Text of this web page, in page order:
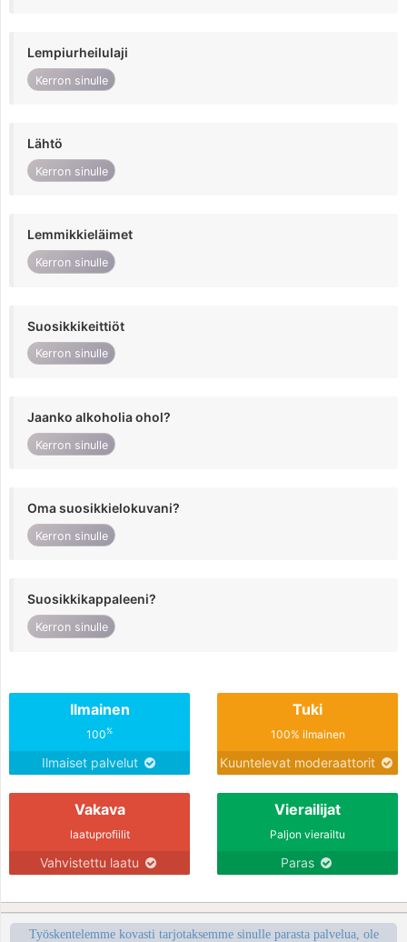
Lempiurheilulaji
Kerron sinulle
Lähtö
Kerron sinulle
Lemmikkieläimet
Kerron sinulle
Suosikkikeittiöt
Kerron sinulle
Jaanko alkoholia ohol?
Kerron sinulle
Oma suosikkielokuvani?
Kerron sinulle
Suosikkikappaleeni?
Kerron sinulle
Ilmainen
100%
Ilmaiset palvelut
Tuki
100% ilmainen
Kuuntelevat moderaattorit
Vakava
laatuprofiilit
Vahvistettu laatu
Vierailijat
Paljon vierailtu
Paras
Työskentelemme kovasti tarjotaksemme sinulle parasta palvelua, ole